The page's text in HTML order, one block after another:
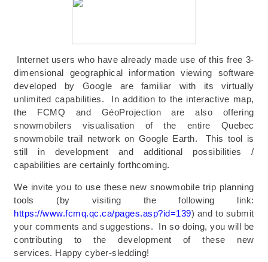
Internet users who have already made use of this free 3-
dimensional geographical information viewing software
developed by Google are familiar with its virtually
unlimited capabilities. In addition to the interactive map,
the FCMQ and GéoProjection are also offering
snowmobilers visualisation of the entire Quebec
snowmobile trail network on Google Earth. This tool is
still in development and additional possibilities /
capabilities are certainly forthcoming.
We invite you to use these new snowmobile trip planning
tools (by visiting the following link:
https://www.fcmq.qc.ca/pages.asp?id=139) and to submit
your comments and suggestions. In so doing, you will be
contributing to the development of these new
services. Happy cyber-sledding!